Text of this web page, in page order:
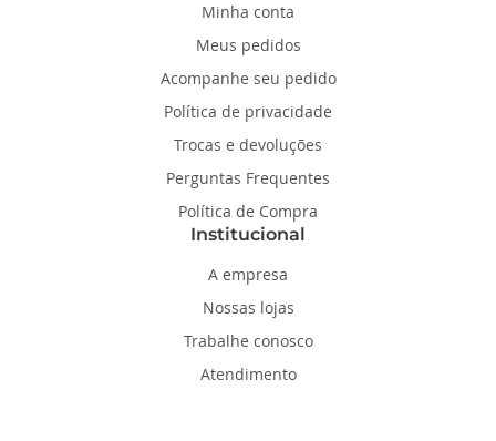
Minha conta
Meus pedidos
Acompanhe seu pedido
Política de privacidade
Trocas e devoluções
Perguntas Frequentes
Política de Compra
Institucional
A empresa
Nossas lojas
Trabalhe conosco
Atendimento